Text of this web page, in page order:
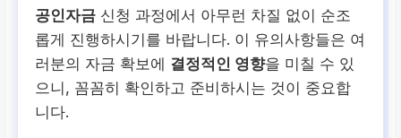
공인자금 신청 과정에서 아무런 차질 없이 순조
롭게 진행하시기를 바랍니다. 이 유의사항들은 여
러분의 자금 확보에 결정적인 영향을 미칠 수 있
으니, 꼼꼼히 확인하고 준비하시는 것이 중요합
니다.